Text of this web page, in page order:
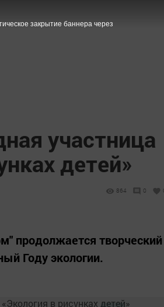
участница
детей»
864 0
продолжается творческий
Году экологии.
закрытие баннера через